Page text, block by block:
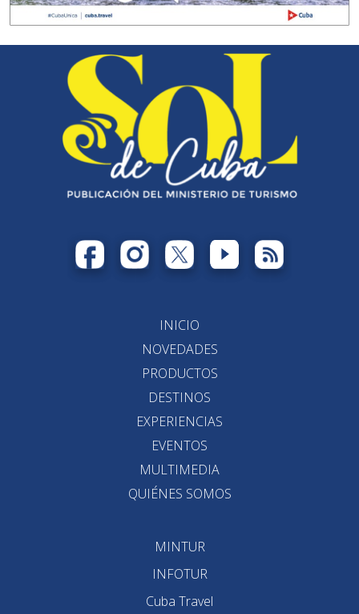
INICIO
NOVEDADES
PRODUCTOS
DESTINOS
EXPERIENCIAS
EVENTOS
MULTIMEDIA
QUIÉNES SOMOS
MINTUR
INFOTUR
Cuba Travel